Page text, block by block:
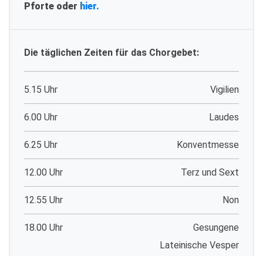
Pforte oder hier.
Die täglichen Zeiten für das Chorgebet:
5.15 Uhr Vigilien
6.00 Uhr Laudes
6.25 Uhr Konventmesse
12.00 Uhr Terz und Sext
12.55 Uhr Non
18.00 Uhr
Gesungene
Lateinische Vesper